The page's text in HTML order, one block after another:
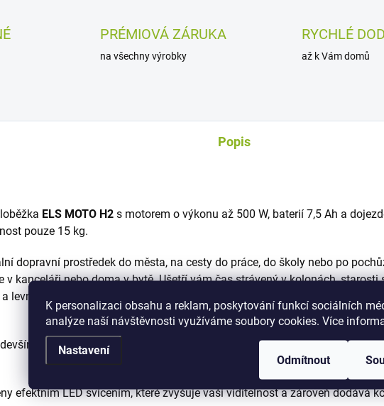
K personalizaci obsahu a reklam, poskytování funkcí sociálních
analýze naší návštěvnosti využíváme soubory cookies. Více
Nastavení
Odmítnout
PRÉMIOVÁ ZÁRUKA
na všechny výrobky
RYCHLÉ
až k Vám domů
Popis
ELS MOTO H2 s motorem o výkonu až 500 W, baterií 7,5 Ah a
pouze 15 kg.
dopravní prostředek do města, na cesty do práce, do školy nebo po
v kanceláři nebo doma v bytě. Ušetří vám čas strávený v kolonách,
levný. Nízké provozní náklady, minimální údržba a nulové emise z ní
pro městský provoz na kratší vzdálenosti. Není potřeba registrační
efektním LED svícením, které zvyšuje vaši viditelnost a zároveň dodává